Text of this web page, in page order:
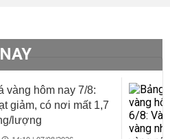
vàng hôm nay 7/8:
giảm, có nơi mất 1,7
lượng